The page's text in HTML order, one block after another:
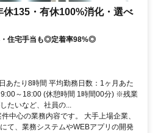
135・有休100%消化・選べ
・住宅手当も◎定着率98%◎
あたり8時間 平均勤務日数：1ヶ月あた
～18:00 (休憩時間 1時間00分) ※残業
たいなど、社員の...
中心の業務内容です。 大手上場企業、
て、業務システムやWEBアプリの開発